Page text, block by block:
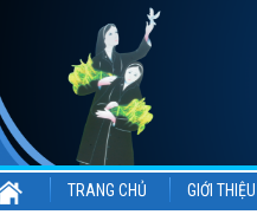
TRANG CHỦ GIỚI THIỆU